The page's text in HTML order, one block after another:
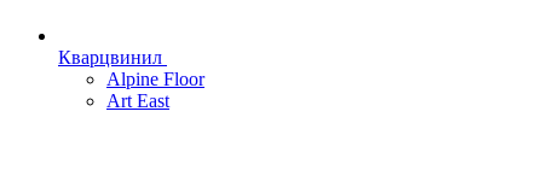
Кварцвинил
Alpine Floor
Art East